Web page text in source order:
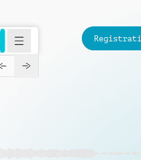
Registrati